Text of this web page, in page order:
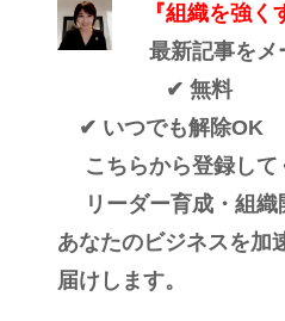
『組織を強く
最新記事をメ
✔ 無料
✔ いつでも解除OK
こちらから登録して
リーダー育成・組織
あなたのビジネスを加
届けします。